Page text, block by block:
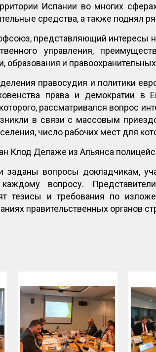
Испании во многих
средства, а также поднял
представляющий интересы
управления,
образования и
правосудия и политики
права и демократии в
рассматривался вопрос
в связи с массовым
число рабочих мест для
Клод Делаже из Альянса
заданы вопросы докладчикам,
вопросу.
тезисы и требования по
правительственных органов